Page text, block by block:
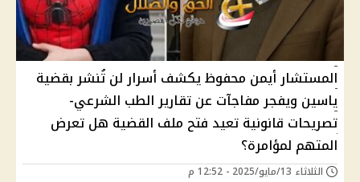
المستشار أيمن محفوظ يكشف أسرار لن تُنشر بقضية
ياسين ويفجر مفاجآت عن تقارير الطب الشرعي-
تصريحات قانونية تعيد فتح ملف القضية هل تعرض
المتهم لمؤامرة؟
الثلاثاء 13/مايو/2025 - 12:52 م